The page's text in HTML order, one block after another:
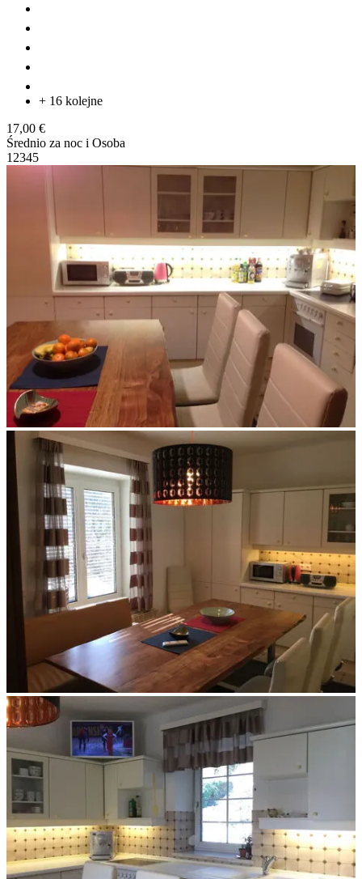
+ 16 kolejne
17,00 €
Średnio za noc i Osoba
1 2345